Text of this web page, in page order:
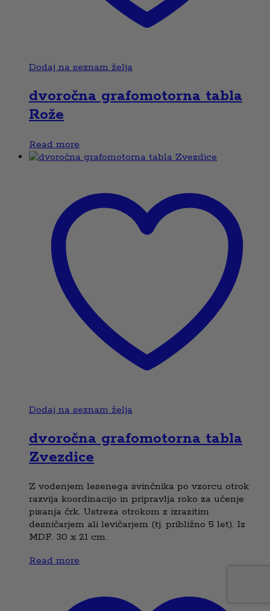
Dodaj na seznam želja
dvoročna grafomotorna tabla
Rože
Read more
Dodaj na seznam želja
dvoročna grafomotorna tabla
Zvezdice
Z vodenjem lesenega svinčnika po vzorcu otrok
razvija koordinacijo in pripravlja roko za učenje
pisanja črk. Ustreza otrokom z izrazitim
desničarjem ali levičarjem (tj. približno 5 let). Iz
MDF. 30 x 21 cm.
Read more